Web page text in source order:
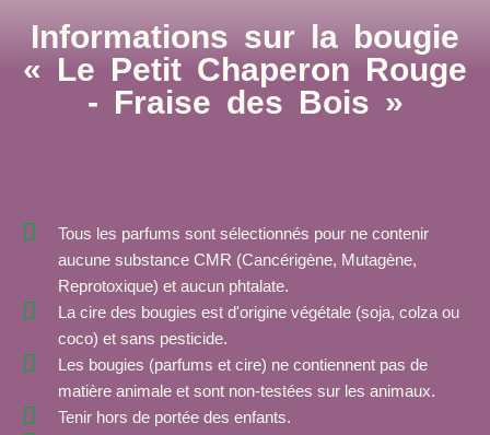
Informations sur la bougie
« Le Petit Chaperon Rouge
- Fraise des Bois »
Tous les parfums sont sélectionnés pour ne contenir
aucune substance CMR (Cancérigène, Mutagène,
Reprotoxique) et aucun phtalate.
La cire des bougies est d'origine végétale (soja, colza ou
coco) et sans pesticide.
Les bougies (parfums et cire) ne contiennent pas de
matière animale et sont non-testées sur les animaux.
Tenir hors de portée des enfants.